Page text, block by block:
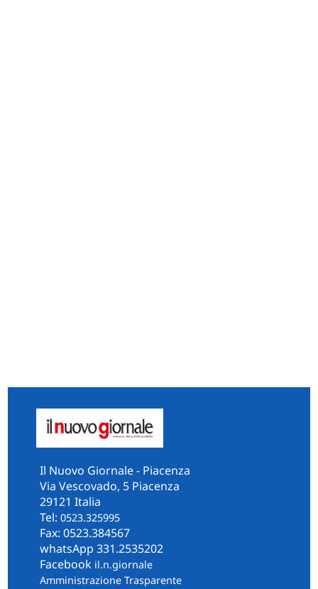
Il Nuovo Giornale - Piacenza
Via Vescovado, 5 Piacenza
29121 Italia
Tel: 0523.325995
Fax: 0523.384567
whatsApp 331.2535202
Facebook il.n.giornale
Amministrazione Trasparente